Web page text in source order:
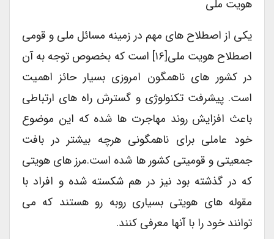
هویت ملی
یکی از اصطلاح های مهم در زمینه مسائل ملی و قومی
اصطلاح هویت ملی[۱۶] است که بخصوص توجه به آن
در کشور های ناهمگون امروزی بسیار حائز اهمیت
است. پیشرفت تکنولوژی و گسترش راه های ارتباطی
باعث افزایش روند مهاجرت ها شده که این موضوع
خود عاملی برای ناهمگونی هرچه بیشتر در بافت
جمعیتی و قومیتی کشور ها شده است.مرز های هویتی
که در گذشته بود نیز در هم شکسته شده و افراد با
مقوله های هویتی بسیاری روبه رو هستند که می
توانند خود را با آنها معرفی کنند.